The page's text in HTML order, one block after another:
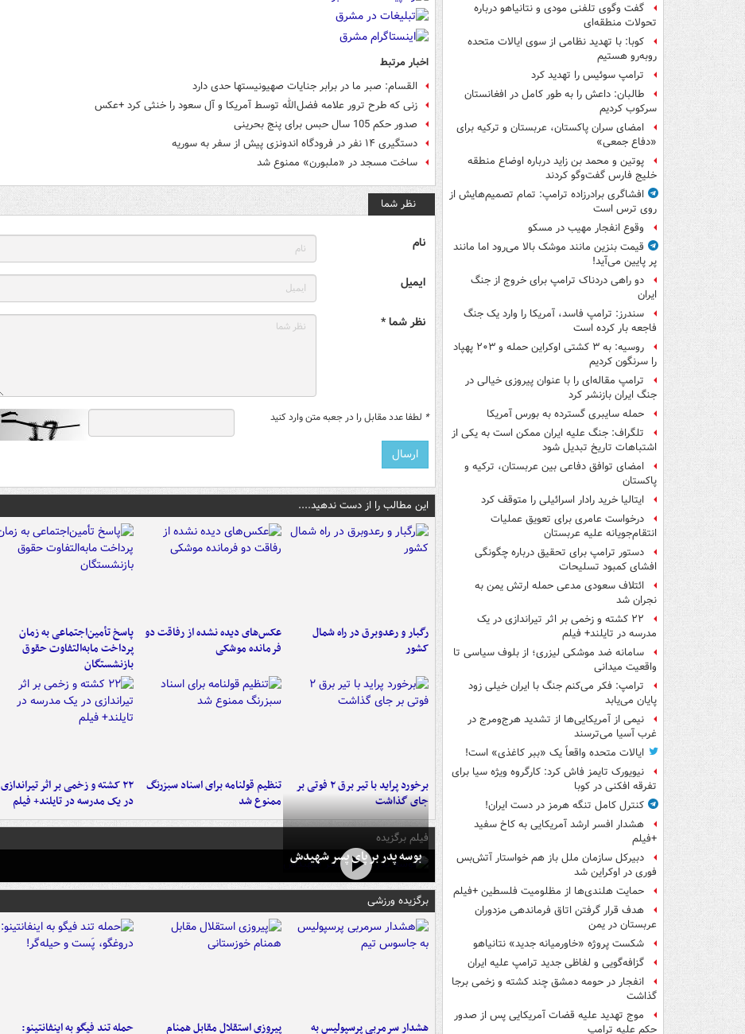
گفت وگوی تلفنی مودی و نتانیاهو درباره
تحولات منطقه‌ای
کوبا: با تهدید نظامی از سوی ایالات متحده
روبه‌رو هستیم
ترامپ سوئیس را تهدید کرد
طالبان: داعش را به طور کامل در افغانستان
سرکوب کردیم
امضای سران پاکستان، عربستان و ترکیه برای
«دفاع جمعی»
پوتین و محمد بن زاید درباره اوضاع منطقه
خلیج فارس گفت‌وگو کردند
افشاگری برادرزاده ترامپ: تمام تصمیم‌هایش از
روی ترس است
وقوع انفجار مهیب در مسکو
قیمت بنزین مانند موشک بالا می‌رود اما مانند
پر پایین می‌آید!
دو راهی دردناک ترامپ برای خروج از جنگ
ایران
سندرز: ترامپ فاسد، آمریکا را وارد یک جنگ
فاجعه بار کرده است
روسیه: به ۳ کشتی اوکراین حمله و ۲۰۳ پهپاد
را سرنگون کردیم
ترامپ مقاله‌ای را با عنوان پیروزی خیالی در
جنگ ایران بازنشر کرد
حمله سایبری گسترده به بورس آمریکا
تلگراف: جنگ علیه ایران ممکن است به یکی از
اشتباهات تاریخ تبدیل شود
امضای توافق دفاعی بین عربستان، ترکیه و
پاکستان
ایتالیا خرید رادار اسرائیلی را متوقف کرد
درخواست عامری برای تعویق عملیات
انتقام‌جویانه علیه عربستان
دستور ترامپ برای تحقیق درباره چگونگی
افشای کمبود تسلیحات
ائتلاف سعودی مدعی حمله ارتش یمن به
نجران شد
۲۲ کشته و زخمی بر اثر تیراندازی در یک
مدرسه در تایلند+ فیلم
سامانه ضد موشکی لیزری؛ از بلوف سیاسی تا
واقعیت میدانی
ترامپ: فکر می‌کنم جنگ با ایران خیلی زود
پایان می‌یابد
نیمی از آمریکایی‌ها از تشدید هرج‌ومرج در
غرب آسیا می‌ترسند
ایالات متحده واقعاً یک «ببر کاغذی» است!
نیویورک تایمز فاش کرد: کارگروه ویژه سیا برای
تفرقه افکنی در کوبا
کنترل کامل تنگه هرمز در دست ایران!
هشدار افسر ارشد آمریکایی به کاخ سفید
+فیلم
دبیرکل سازمان ملل باز هم خواستار آتش‌بس
فوری در اوکراین شد
حمایت هلندی‌ها از مظلومیت فلسطین +فیلم
هدف قرار گرفتن اتاق‌ فرماندهی مزدوران
عربستان در یمن
شکست پروژه «خاورمیانه جدید» نتانیاهو
گزافه‌گویی و لفاظی جدید ترامپ علیه ایران
انفجار در حومه دمشق چند کشته و زخمی برجا
گذاشت
موج تهدید علیه قضات آمریکایی پس از صدور
حکم علیه ترامپ
اخبار مرتبط
القسام: صبر ما در برابر جنایات صهیونیستها حدی دارد
زنی که طرح ترور علامه فضل‌الله توسط آمریکا و آل سعود را خنثی کرد +عکس
صدور حکم 105 سال حبس برای پنج بحرینی
دستگیری ۱۴ نفر در فرودگاه اندونزی پیش از سفر به سوریه
ساخت مسجد در «ملبورن» ممنوع شد
نظر شما
نام
ایمیل
نظر شما *
* لطفا عدد مقابل را در جعبه متن وارد کنید
این مطالب را از دست ندهید....
رگبار و رعدوبرق در راه شمال
کشور
عکس‌های دیده نشده از رفاقت دو
فرمانده‌ موشکی
پاسخ تأمین‌اجتماعی به زمان
پرداخت مابه‌التفاوت حقوق
بازنشستگان
برخورد پراید با تیر برق ۲ فوتی بر
جای گذاشت
تنظیم قولنامه برای اسناد سبزرنگ
ممنوع شد
۲۲ کشته و زخمی بر اثر تیراندازی
در یک مدرسه در تایلند+ فیلم
فیلم برگزیده
بوسه‌ پدر بر پای پسر شهیدش
برگزیده ورزشی
هشدار سرمربی پرسپولیس به
پیروزی استقلال مقابل همنام
حمله تند فیگو به اینفانتینو: